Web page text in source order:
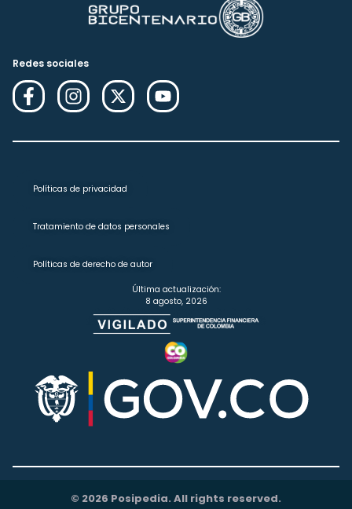
Redes sociales
Políticas de privacidad
Tratamiento de datos personales
Políticas de derecho de autor
Última actualización:
8 agosto, 2026
© 2026 Posipedia. All rights reserved.